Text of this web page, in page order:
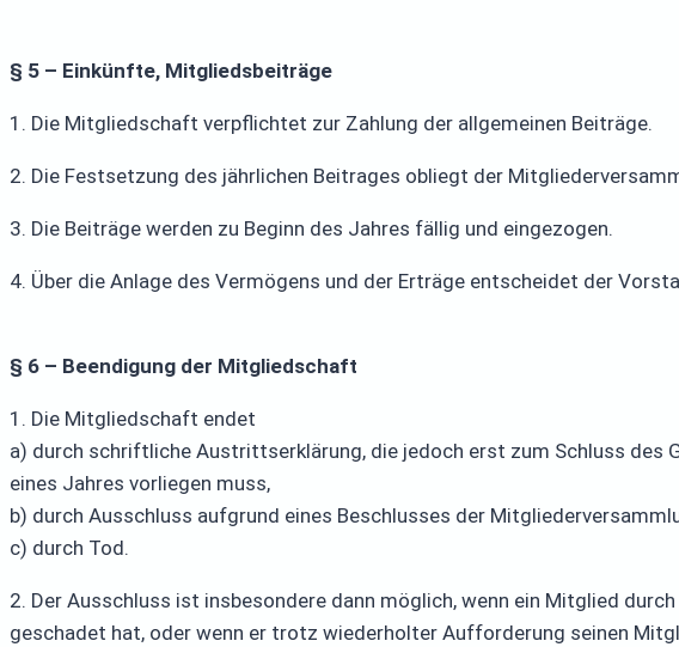
§ 5 – Einkünfte, Mitgliedsbeiträge
1. Die Mitgliedschaft verpflichtet zur Zahlung der allgemeinen Beiträge.
2. Die Festsetzung des jährlichen Beitrages obliegt der
3. Die Beiträge werden zu Beginn des Jahres fällig und eingezogen.
4. Über die Anlage des Vermögens und der Erträge entscheidet der
§ 6 – Beendigung der Mitgliedschaft
1. Die Mitgliedschaft endet
a) durch schriftliche Austrittserklärung, die jedoch erst zum Schluss
eines Jahres vorliegen muss,
b) durch Ausschluss aufgrund eines Beschlusses der
c) durch Tod.
2. Der Ausschluss ist insbesondere dann möglich, wenn ein Mitglied
geschadet hat, oder wenn er trotz wiederholter Aufforderung seinen